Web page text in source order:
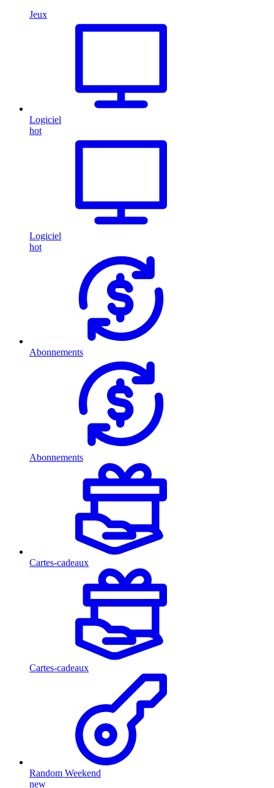
Jeux
Logiciel
hot
Logiciel
hot
Abonnements
Abonnements
Cartes-cadeaux
Cartes-cadeaux
Random Weekend
new